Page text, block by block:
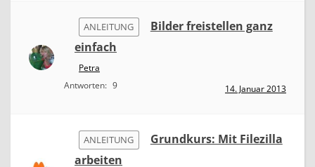
ANLEITUNG
Bilder freistellen ganz
einfach
Petra
Antworten: 9 14. Januar 2013
ANLEITUNG
Grundkurs: Mit Filezilla
arbeiten